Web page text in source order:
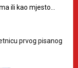
ili kao mjesto…
prvog pisanog